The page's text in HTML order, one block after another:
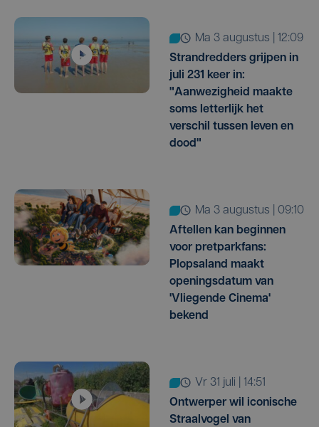
ma 3 augustus | 12:09
Strandredders grijpen in
juli 231 keer in:
"Aanwezigheid maakte
soms letterlijk het
verschil tussen leven en
dood"
ma 3 augustus | 09:10
Aftellen kan beginnen
voor pretparkfans:
Plopsaland maakt
openingsdatum van
'Vliegende Cinema'
bekend
vr 31 juli | 14:51
Ontwerper wil iconische
Straalvogel van